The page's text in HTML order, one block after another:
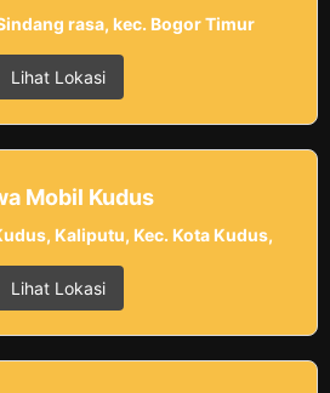
rasa, kec. Bogor Timur
Lihat Lokasi
Mobil Kudus
Kaliputu, Kec. Kota Kudus,
Lihat Lokasi